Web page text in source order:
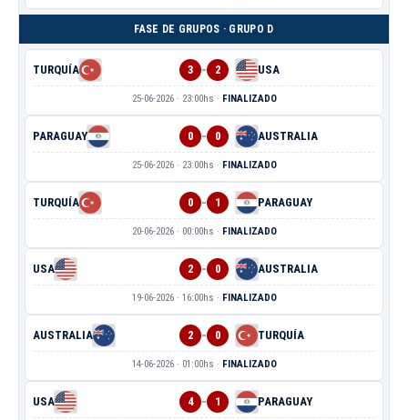
FASE DE GRUPOS · GRUPO D
TURQUÍA 3 - 2 USA
25-06-2026 · 23:00hs · FINALIZADO
PARAGUAY 0 - 0 AUSTRALIA
25-06-2026 · 23:00hs · FINALIZADO
TURQUÍA 0 - 1 PARAGUAY
20-06-2026 · 00:00hs · FINALIZADO
USA 2 - 0 AUSTRALIA
19-06-2026 · 16:00hs · FINALIZADO
AUSTRALIA 2 - 0 TURQUÍA
14-06-2026 · 01:00hs · FINALIZADO
USA 4 - 1 PARAGUAY